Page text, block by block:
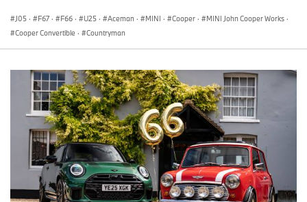
J05 · F67 · F66 · U25 · Aceman · MINI · Cooper · MINI John Cooper Works ·
Cooper Convertible · Countryman